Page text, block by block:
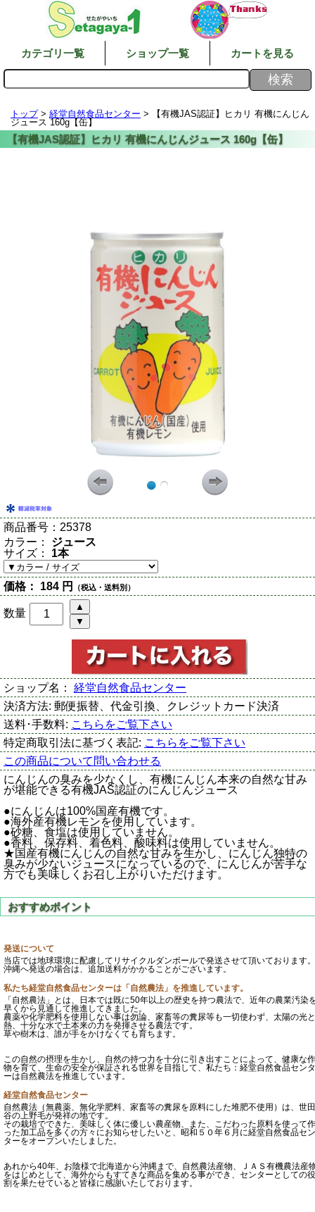
カテゴリ一覧 ショップ一覧 カートを見る
トップ> 経堂自然食品センター > 【有機JAS認証】ヒカリ 有機にんじん
ジュース 160g【缶】
商品番号： 25378
カラー：
ジュース
サイズ：
1本
価格： 184 円 （税込・送料別）
数量
ショップ名： 経堂自然食品センター
決済方法: 郵便振替、代金引換、クレジットカード決済
送料･手数料: こちらをご覧下さい
特定商取引法に基づく表記: こちらをご覧下さい
この商品について問い合わせる
にんじんの臭みを少なくし、有機にんじん本来の自然な甘み
が堪能できる有機JAS認証のにんじんジュース
●にんじんは100%国産有機です。
●海外産有機レモンを使用しています。
●砂糖、食塩は使用していません。
●香料、保存料、着色料、酸味料は使用していません。
★国産有機にんじんの自然な甘みを生かし、にんじん独特の
臭みが少ないジュースになっているので、にんじんが苦手な
方でも美味しくお召し上がりいただけます。
発送について
当店では地球環境に配慮してリサイクルダンボールで発送させて頂いております。
沖縄へ発送の場合は、追加送料がかかることがございます。
私たち経堂自然食品センターは「自然農法」を推進しています。
「自然農法」とは、日本では既に50年以上の歴史を持つ農法で、近年の農業汚染
早くから見通して推進してきました。
農薬や化学肥料を使用しない事は勿論、家畜等の糞尿等も一切使わず、太陽の光と
熱、十分な水で土本来の力を発揮させる農法です。
草や樹木は、誰が手をかけなくても育ちます。
この自然の摂理を生かし、自然の持つ力を十分に引き出すことによって、健康な作
物を育て、生命の安全が保証される世界を目指して、私たち：経堂自然食品センタ
ーは自然農法を推進しています。
経堂自然食品センター
自然農法（無農薬、無化学肥料、家畜等の糞尿を原料にした堆肥不使用）は、世田
谷の上野毛が発祥の地です。
その栽培でできた、美味しく体に優しい農産物、また、こだわった原料を使って作
った加工品を多くの方々にお知らせしたいと、昭和５０年６月に経堂自然食品セン
ターをオープンいたしました。
あれから40年、お陰様で北海道から沖縄まで、自然農法産物、ＪＡＳ有機農法産
をはじめとして、海外からもすてきな商品を集める事ができ、センターとしての役
割を果たせていると皆様に感謝いたしております。